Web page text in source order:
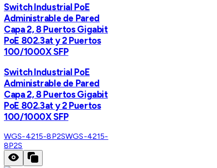
Switch Industrial PoE
Administrable de Pared
Capa 2, 8 Puertos Gigabit
PoE 802.3at y 2 Puertos
100/1000X SFP
Switch Industrial PoE
Administrable de Pared
Capa 2, 8 Puertos Gigabit
PoE 802.3at y 2 Puertos
100/1000X SFP
WGS-4215-8P2SWGS-4215-
8P2S